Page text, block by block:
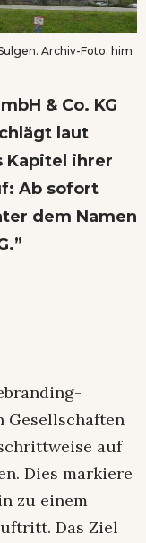
Archiv-Foto: him
& Co. KG
laut
Kapitel ihrer
Ab sofort
dem Namen
Gesellschaften
auf
Dies markiere
zu einem
Das Ziel